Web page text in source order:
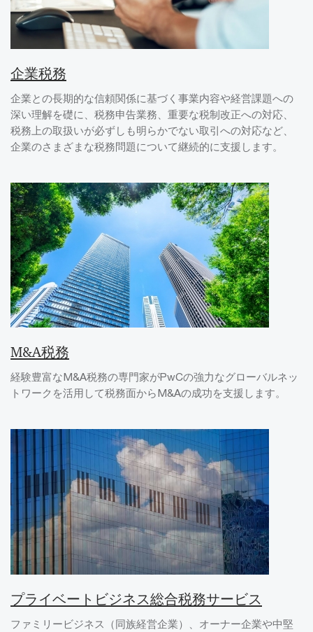
企業税務
企業との長期的な信頼関係に基づく事業内容や経営課題への
深い理解を礎に、税務申告業務、重要な税制改正への対応、
税務上の取扱いが必ずしも明らかでない取引への対応など、
企業のさまざまな税務問題について継続的に支援します。
M&A税務
経験豊富なM&A税務の専門家がPwCの強力なグローバルネッ
トワークを活用して税務面からM&Aの成功を支援します。
プライベートビジネス総合税務サービス
ファミリービジネス（同族経営企業）、オーナー企業や中堅